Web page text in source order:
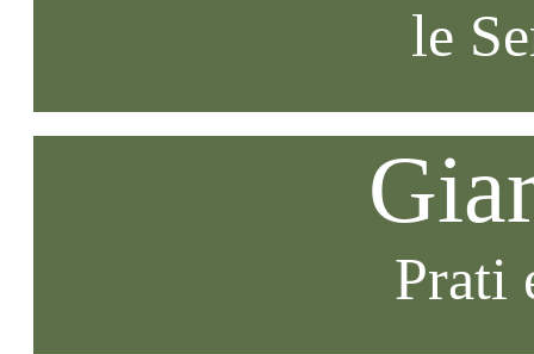
le
Prati